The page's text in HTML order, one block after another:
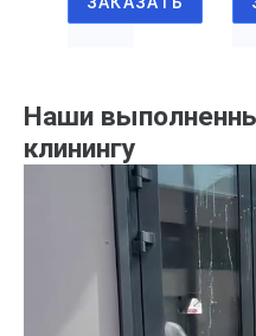
Наши
клинингу